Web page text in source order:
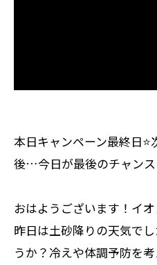
本日キャンペーン最終日
後…今日が最後のチャンス
おはようございます！イオ
昨日は土砂降りの天気で
うか？冷えや体調予防を